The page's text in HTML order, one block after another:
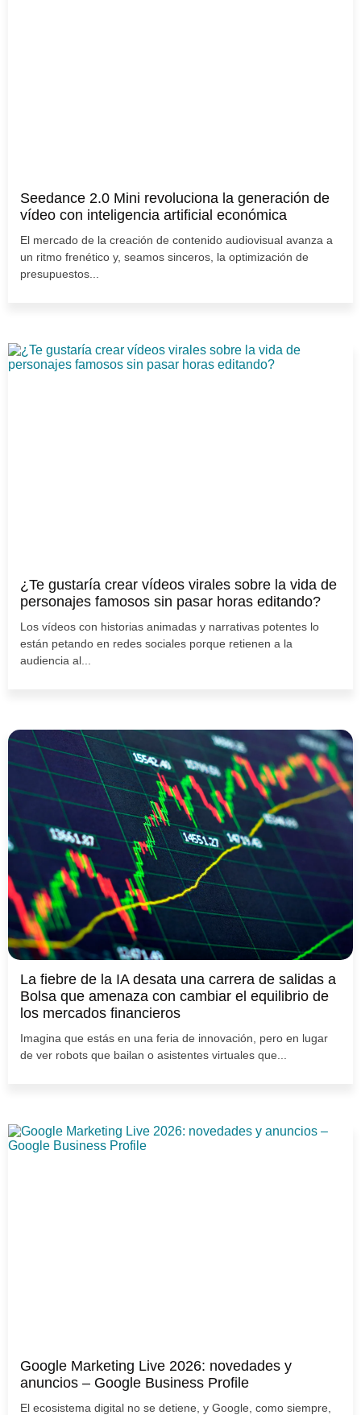
Seedance 2.0 Mini revoluciona la generación de
vídeo con inteligencia artificial económica
El mercado de la creación de contenido audiovisual avanza a
un ritmo frenético y, seamos sinceros, la optimización de
presupuestos...
¿Te gustaría crear vídeos virales sobre la vida de
personajes famosos sin pasar horas editando?
Los vídeos con historias animadas y narrativas potentes lo
están petando en redes sociales porque retienen a la
audiencia al...
La fiebre de la IA desata una carrera de salidas a
Bolsa que amenaza con cambiar el equilibrio de
los mercados financieros
Imagina que estás en una feria de innovación, pero en lugar
de ver robots que bailan o asistentes virtuales que...
Google Marketing Live 2026: novedades y
anuncios – Google Business Profile
El ecosistema digital no se detiene, y Google, como siempre,